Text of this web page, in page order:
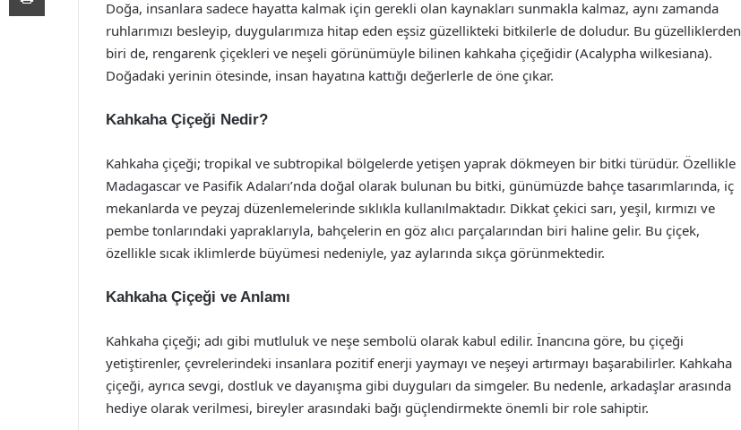
Doğa, insanlara sadece hayatta kalmak için gerekli olan kaynakları sunmakla kalmaz, aynı zamanda
ruhlarımızı besleyip, duygularımıza hitap eden eşsiz güzellikteki bitkilerle de doludur. Bu güzelliklerden
biri de, rengarenk çiçekleri ve neşeli görünümüyle bilinen kahkaha çiçeğidir (Acalypha wilkesiana).
Doğadaki yerinin ötesinde, insan hayatına kattığı değerlerle de öne çıkar.
Kahkaha Çiçeği Nedir?
Kahkaha çiçeği; tropikal ve subtropikal bölgelerde yetişen yaprak dökmeyen bir bitki türüdür. Özellikle
Madagascar ve Pasifik Adaları’nda doğal olarak bulunan bu bitki, günümüzde bahçe tasarımlarında, iç
mekanlarda ve peyzaj düzenlemelerinde sıklıkla kullanılmaktadır. Dikkat çekici sarı, yeşil, kırmızı ve
pembe tonlarındaki yapraklarıyla, bahçelerin en göz alıcı parçalarından biri haline gelir. Bu çiçek,
özellikle sıcak iklimlerde büyümesi nedeniyle, yaz aylarında sıkça görünmektedir.
Kahkaha Çiçeği ve Anlamı
Kahkaha çiçeği; adı gibi mutluluk ve neşe sembolü olarak kabul edilir. İnancına göre, bu çiçeği
yetiştirenler, çevrelerindeki insanlara pozitif enerji yaymayı ve neşeyi artırmayı başarabilirler. Kahkaha
çiçeği, ayrıca sevgi, dostluk ve dayanışma gibi duyguları da simgeler. Bu nedenle, arkadaşlar arasında
hediye olarak verilmesi, bireyler arasındaki bağı güçlendirmekte önemli bir role sahiptir.